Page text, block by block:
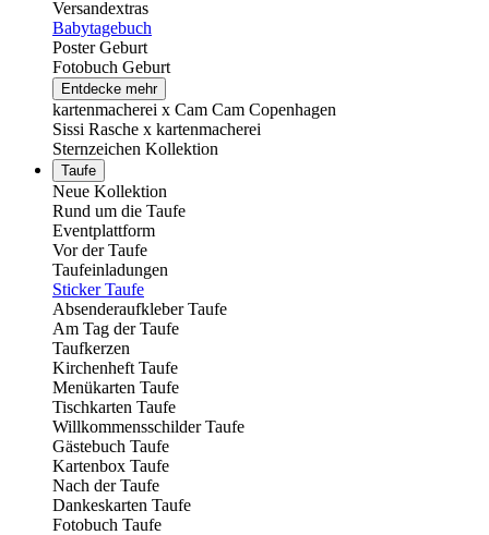
Versandextras
Babytagebuch
Poster Geburt
Fotobuch Geburt
Entdecke mehr
kartenmacherei x Cam Cam Copenhagen
Sissi Rasche x kartenmacherei
Sternzeichen Kollektion
Taufe
Neue Kollektion
Rund um die Taufe
Eventplattform
Vor der Taufe
Taufeinladungen
Sticker Taufe
Absenderaufkleber Taufe
Am Tag der Taufe
Taufkerzen
Kirchenheft Taufe
Menükarten Taufe
Tischkarten Taufe
Willkommensschilder Taufe
Gästebuch Taufe
Kartenbox Taufe
Nach der Taufe
Dankeskarten Taufe
Fotobuch Taufe